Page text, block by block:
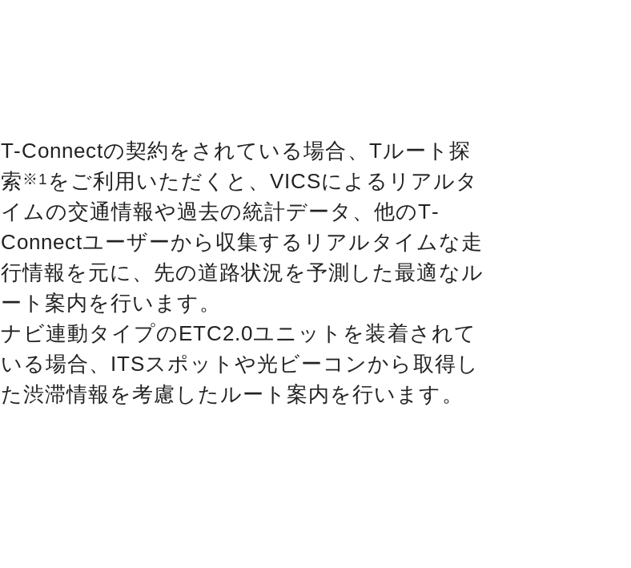
T-Connectの契約をされている場合、Tルート探
索※1 をご利用いただくと、VICSによるリアルタ
イムの交通情報や過去の統計データ、他のT-
Connectユーザーから収集するリアルタイムな走
行情報を元に、先の道路状況を予測した最適なル
ート案内を行います。
ナビ連動タイプのETC2.0ユニットを装着されて
いる場合、ITSスポットや光ビーコンから取得し
た渋滞情報を考慮したルート案内を行います。